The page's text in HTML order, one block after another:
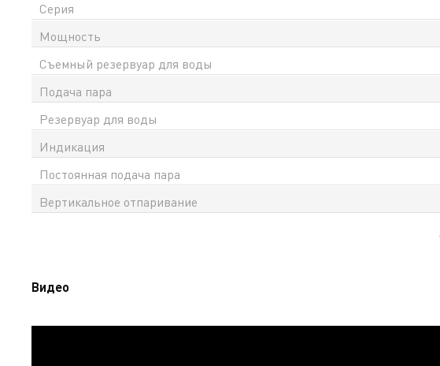
Серия
Мощность
Съемный резервуар для воды
Подача пара
Резервуар для воды
Индикация
Постоянная подача пара
Вертикальное отпаривание
Видео